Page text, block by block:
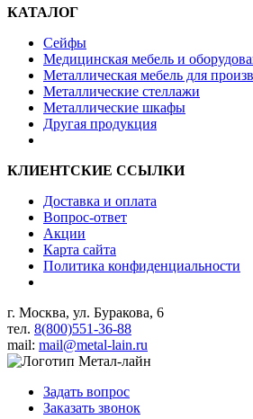
КАТАЛОГ
Сейфы
Медицинская мебель и
Металлическая мебель для
Металлические стеллажи
Металлические шкафы
Другая продукция
КЛИЕНТСКИЕ ССЫЛКИ
Доставка и оплата
Вопрос-ответ
Акции
Карта сайта
Политика конфиденциальности
г. Москва, ул. Буракова, 6
тел. 8(800)551-36-88
mail: mail@metal-lain.ru
Задать вопрос
Заказать звонок